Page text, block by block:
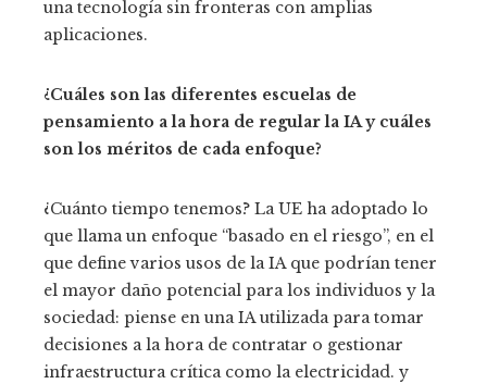
una tecnología sin fronteras con amplias
aplicaciones.
¿Cuáles son las diferentes escuelas de
pensamiento a la hora de regular la IA y cuáles
son los méritos de cada enfoque?
¿Cuánto tiempo tenemos? La UE ha adoptado lo
que llama un enfoque “basado en el riesgo”, en el
que define varios usos de la IA que podrían tener
el mayor daño potencial para los individuos y la
sociedad: piense en una IA utilizada para tomar
decisiones a la hora de contratar o gestionar
infraestructura crítica como la electricidad. y